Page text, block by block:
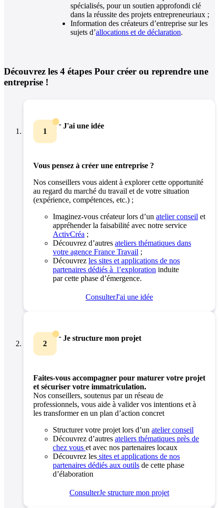
spécialisés, pour un soutien approfondi clé
dans la réussite des projets entrepreneuriaux ;
Information des créateurs d’entreprise sur les
sujets d’allocations et de déclaration.
Découvrez les 4 étapes Pour créer ou reprendre une
entreprise !
1
- J'ai une idée
Vous pensez à créer une entreprise ?
Nos conseillers vous aident à explorer cette opportunité
au regard du marché du travail et de votre situation
(expérience, compétences, etc.) ;
Imaginez-vous créateur lors d’un atelier conseil et
appréhender la faisabilité avec notre service
ActivCréa ;
Découvrez d’autres ateliers thématiques dans
votre agence France Travail ;
Découvrez les sites et applications de nos
partenaires dédiés à l’exploration induite
parcette phase d’émergence.
ConsulterJ'ai une idée
2
- Je structure mon projet
Faites-vous accompagner pour maturer votre projet
et sécuriser votre immatriculation.
Nos conseillers, soutenus par un réseau de
professionnels, vous aide à valider vos intentions et à
les transformer en un plan d’action concret
Structurer votre projet lors d’un atelier conseil
Découvrez d’autres ateliers thématiques près de
chez vous et avec nos partenaires locaux
Découvrez les sites et applications de nos
partenaires dédiés aux outils de cette phase
d’élaboration
ConsulterJe structure mon projet